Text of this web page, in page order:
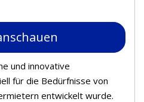
und innovative
für die Bedürfnisse von
entwickelt wurde.